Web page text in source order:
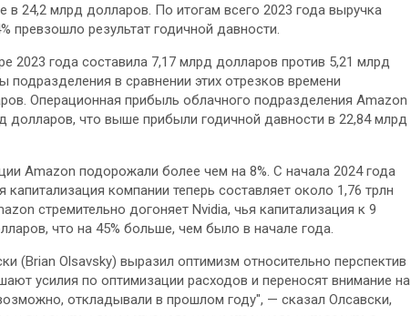
24,2 млрд долларов. По итогам всего 2023 года выручка
превзошло результат годичной давности.
2023 года составила 7,17 млрд долларов против 5,21 млрд
в сравнении этих отрезков времени
Операционная прибыль облачного подразделения Amazon
долларов, что выше прибыли годичной давности в 22,84 млрд
Amazon подорожали более чем на 8%. С начала 2024 года
компании теперь составляет около 1,76 трлн
стремительно догоняет Nvidia, чья капитализация к 9
что на 45% больше, чем было в начале года.
(Brian Olsavsky) выразил оптимизм относительно перспектив
усилия по оптимизации расходов и переносят внимание на
откладывали в прошлом году", — сказал Олсавски,